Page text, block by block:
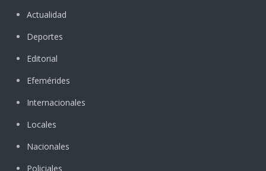
Actualidad
Deportes
Editorial
Efemérides
Internacionales
Locales
Nacionales
Policiales